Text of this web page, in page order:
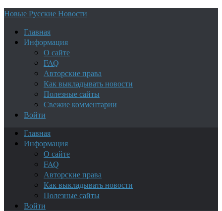
Новые Русские Новости
Главная
Информация
О сайте
FAQ
Авторские права
Как выкладывать новости
Полезные сайты
Свежие комментарии
Войти
Главная
Информация
О сайте
FAQ
Авторские права
Как выкладывать новости
Полезные сайты
Войти